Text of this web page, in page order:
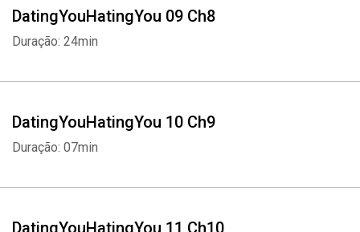
DatingYouHatingYou 09 Ch8
Duração: 24min
DatingYouHatingYou 10 Ch9
Duração: 07min
DatingYouHatingYou 11 Ch10